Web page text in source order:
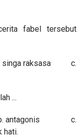
fabel tersebut
raksasa c.
...
antagonis c.